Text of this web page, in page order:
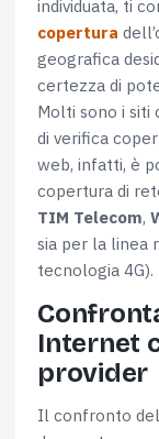
consenso
Necessari
Preferenze
Statistiche
Marketing
individuata, ti
copertura
geografica
certezza di
Molti sono i
di verifica
web, infatti, è
copertura di
TIM Telecom,
sia per la linea
tecnologia 4G).
Internet
provider
Il confronto